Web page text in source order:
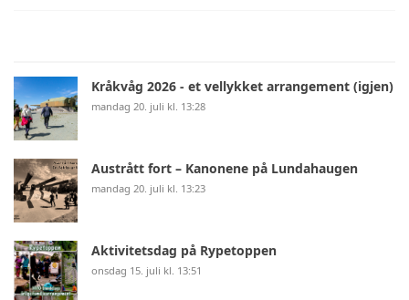
Kråkvåg 2026 - et vellykket arrangement (igjen)
mandag 20. juli kl. 13:28
Austrått fort – Kanonene på Lundahaugen
mandag 20. juli kl. 13:23
Aktivitetsdag på Rypetoppen
onsdag 15. juli kl. 13:51